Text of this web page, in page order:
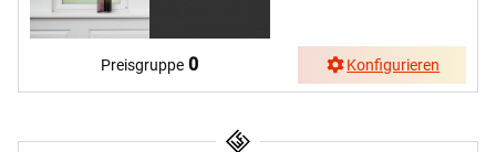
Preisgruppe 0 Konfigurieren